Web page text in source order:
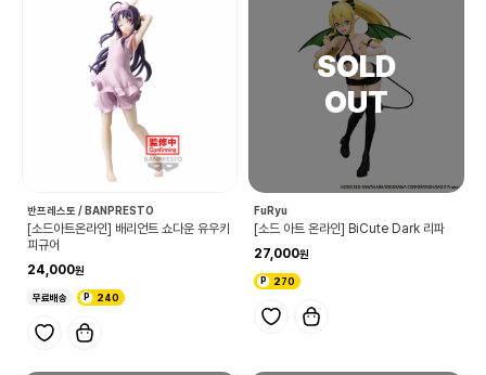
반프레스토 / BANPRESTO
[소드아트온라인] 배리언트 쇼다운 유우키
피규어
24,000
무료배송 240
FuRyu
[소드 아트 온라인] BiCute Dark 리파
27,000
270